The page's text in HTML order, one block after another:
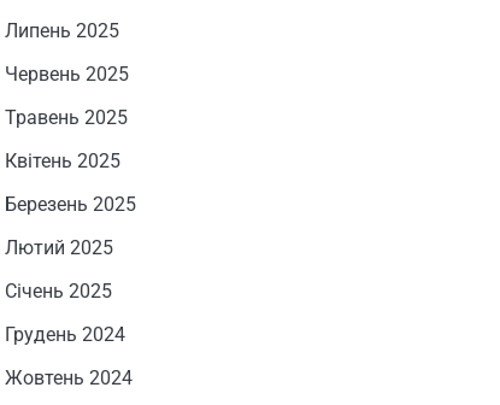
Липень 2025
Червень 2025
Травень 2025
Квітень 2025
Березень 2025
Лютий 2025
Січень 2025
Грудень 2024
Жовтень 2024